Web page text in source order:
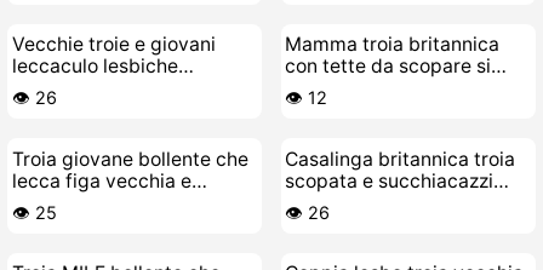
Vecchie troie e giovani
leccaculo lesbiche
scopano senza freni e poi
pure di più
👁️ 26
Mamma troia britannica
con tette da scopare si
masturba da sola
👁️ 12
Troia giovane bollente che
lecca figa vecchia e
cascante
👁️ 25
Casalinga britannica troia
scopata e succhiacazzi
come una pazza
👁️ 26